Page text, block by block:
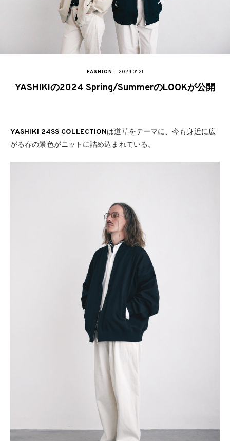
FASHION 2024.01.21
YASHIKIの2024 Spring/SummerのLOOKが公開
YASHIKI 24SS COLLECTIONは道草をテーマに、今も身近に広
がる春の景色がニットに詰め込まれている。